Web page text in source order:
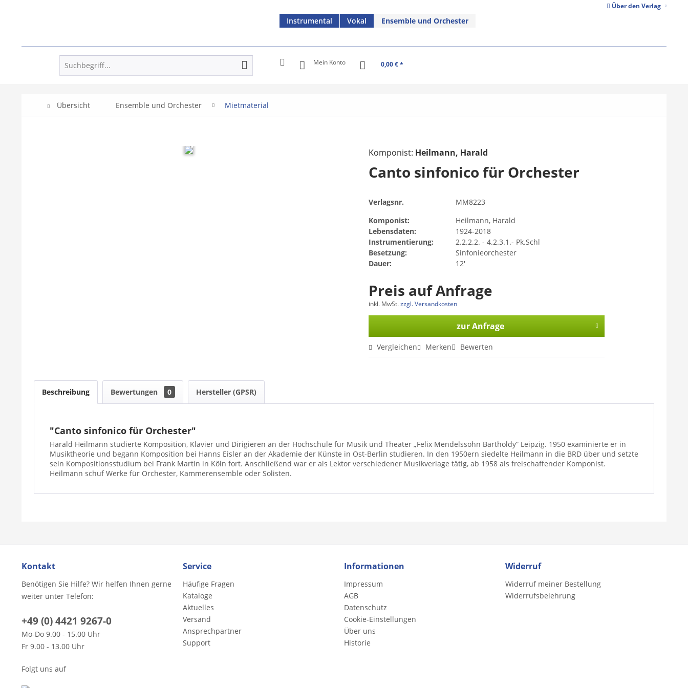
Über den Verlag
Instrumental Vokal Ensemble und Orchester
Mein Konto 0,00 € *
Übersicht Ensemble und Orchester Mietmaterial
Komponist: Heilmann, Harald
Canto sinfonico für Orchester
Verlagsnr.
MM8223
Komponist:
Heilmann, Harald
Lebensdaten:
1924-2018
Instrumentierung:
2.2.2.2. - 4.2.3.1.- Pk.Schl
Besetzung:
Sinfonieorchester
Dauer:
12'
Preis auf Anfrage
inkl. MwSt.zzgl. Versandkosten
zur Anfrage
Vergleichen Merken Bewerten
Beschreibung Bewertungen 0 Hersteller (GPSR)
"Canto sinfonico für Orchester"
Harald Heilmann studierte Komposition, Klavier und Dirigieren an der Hochschule für Musik und Theater „Felix Mendelssohn Bartholdy“ Leipzig. 1950 examinierte er in
Musiktheorie und begann Komposition bei Hanns Eisler an der Akademie der Künste in Ost-Berlin studieren. In den 1950ern siedelte Heilmann in die BRD über und setzte
sein Kompositionsstudium bei Frank Martin in Köln fort. Anschließend war er als Lektor verschiedener Musikverlage tätig, ab 1958 als freischaffender Komponist.
Heilmann schuf Werke für Orchester, Kammerensemble oder Solisten.
Kontakt
Benötigen Sie Hilfe? Wir helfen Ihnen gerne
weiter unter Telefon:
+49 (0) 4421 9267-0
Mo-Do 9.00 - 15.00 Uhr
Fr 9.00 - 13.00 Uhr
Folgt uns auf
Service
Häufige Fragen
Kataloge
Aktuelles
Versand
Ansprechpartner
Support
Informationen
Impressum
AGB
Datenschutz
Cookie-Einstellungen
Über uns
Historie
Widerruf
Widerruf meiner Bestellung
Widerrufsbelehrung